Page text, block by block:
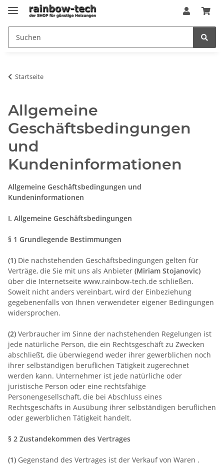
Startseite
Allgemeine
Geschäftsbedingungen
und
Kundeninformationen
Allgemeine Geschäftsbedingungen und
Kundeninformationen
I. Allgemeine Geschäftsbedingungen
§ 1 Grundlegende Bestimmungen
(1) Die nachstehenden Geschäftsbedingungen gelten für
Verträge, die Sie mit uns als Anbieter (Miriam Stojanovic)
über die Internetseite www.rainbow-tech.de schließen.
Soweit nicht anders vereinbart, wird der Einbeziehung
gegebenenfalls von Ihnen verwendeter eigener Bedingungen
widersprochen.
(2) Verbraucher im Sinne der nachstehenden Regelungen ist
jede natürliche Person, die ein Rechtsgeschäft zu Zwecken
abschließt, die überwiegend weder ihrer gewerblichen noch
ihrer selbständigen beruflichen Tätigkeit zugerechnet
werden kann. Unternehmer ist jede natürliche oder
juristische Person oder eine rechtsfähige
Personengesellschaft, die bei Abschluss eines
Rechtsgeschäfts in Ausübung ihrer selbständigen beruflichen
oder gewerblichen Tätigkeit handelt.
§ 2 Zustandekommen des Vertrages
(1) Gegenstand des Vertrages ist der Verkauf von Waren .